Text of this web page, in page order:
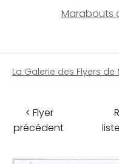
Marabouts
La Galerie des Flyers
< Flyer
précédent
liste